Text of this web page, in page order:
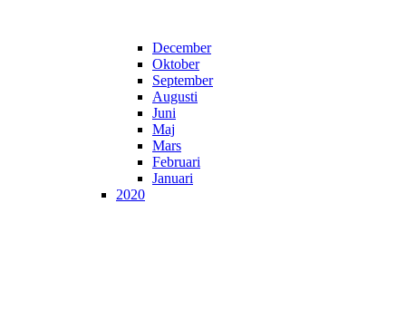
December
Oktober
September
Augusti
Juni
Maj
Mars
Februari
Januari
2020